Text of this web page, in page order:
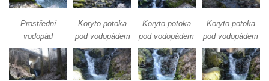
Blanský vodopád
Mojžířské vodopády
Vodopády na Jedlové (Dolní, Pekelný,
Jedlový)
Vodopády na Červeném potoce
Prostřední
vodopád
Koryto potoka
pod vodopádem
Koryto potoka
pod vodopádem
Koryto potoka
pod vodopádem